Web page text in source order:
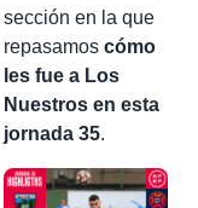
sección en la que
repasamos cómo
les fue a Los
Nuestros en esta
jornada 35.